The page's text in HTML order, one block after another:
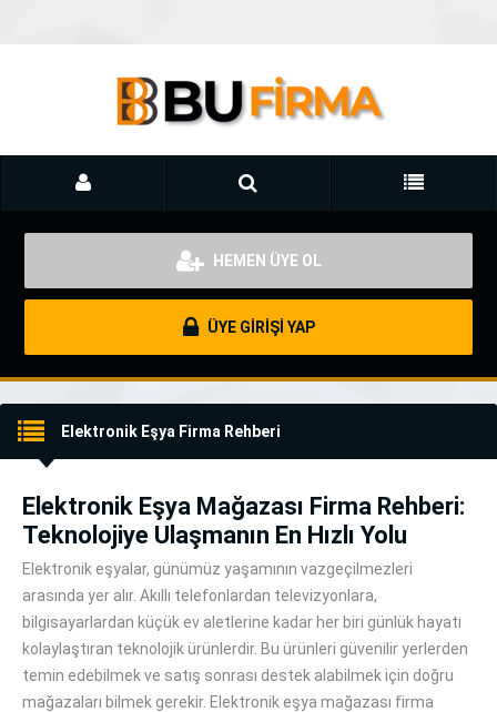
HEMEN ÜYE OL
ÜYE GİRİŞİ YAP
Elektronik Eşya Firma Rehberi
Elektronik Eşya Mağazası Firma Rehberi:
Teknolojiye Ulaşmanın En Hızlı Yolu
Elektronik eşyalar, günümüz yaşamının vazgeçilmezleri
arasında yer alır. Akıllı telefonlardan televizyonlara,
bilgisayarlardan küçük ev aletlerine kadar her biri günlük hayatı
kolaylaştıran teknolojik ürünlerdir. Bu ürünleri güvenilir yerlerden
temin edebilmek ve satış sonrası destek alabilmek için doğru
mağazaları bilmek gerekir. Elektronik eşya mağazası firma